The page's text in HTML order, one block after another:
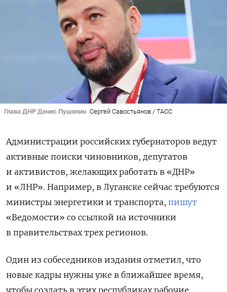
Глава ДНР Денис Пушилин Сергей Савостьянов / ТАСС
Администрации российских губернаторов ведут
активные поиски чиновников, депутатов
и активистов, желающих работать в «ДНР»
и «ЛНР». Например, в Луганске сейчас требуются
министры энергетики и транспорта, пишут
«Ведомости» со ссылкой на источники
в правительствах трех регионов.
Один из собеседников издания отметил, что
новые кадры нужны уже в ближайшее время,
чтобы создать в этих республиках рабочие